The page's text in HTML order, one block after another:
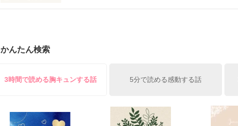
私の考えたのも
参考として
見てくださるのら
是非みてください☆☆
よかったら覗いてみてください。
かんたん検索
3時間で読める胸キュンする話 5分で読める感動する話